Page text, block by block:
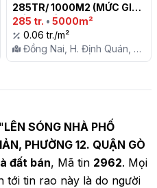
285TR/ 1000M2 (MỨC GIÁ
TỐT NHẤT TRONG KHU
VỰC)
285 tr. • 5000m²
0.06 tr./m²
Đồng Nai, H. Định Quán, X.
Ngọc Định
LÊN SÓNG NHÀ PHỐ
PHƯỜNG 12. QUẬN GÒ
đất bán, Mã tin 2962. Mọi
tới tin rao này là do người